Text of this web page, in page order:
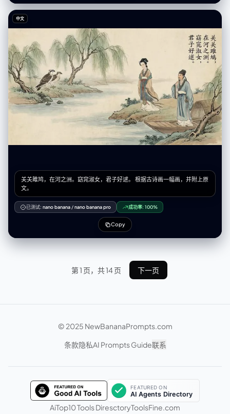
中文
关关雎鸠，在河之洲。窈窕淑女，君子好逑。 根据古诗画一幅画，并附上原
文。
已测试: nano banana /nano banana pro 成功率: 100%
Copy
第 1 页，共 14 页 下一页
© 2025 NewBananaPrompts.com
条款隐私AI Prompts Guide联系
AiTop10 Tools DiresctoryToolsFine.com